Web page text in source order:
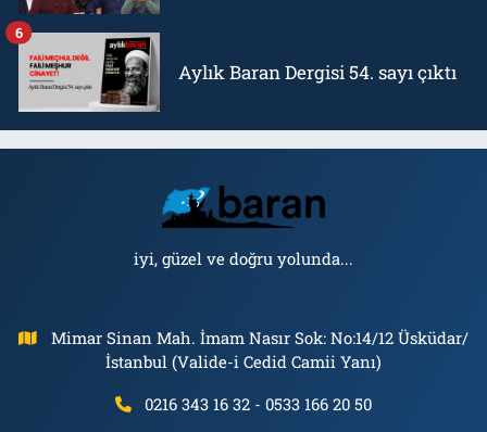
Aylık Baran Dergisi 54. sayı çıktı
6
iyi, güzel ve doğru yolunda...
Mimar Sinan Mah. İmam Nasır Sok: No:14/12 Üsküdar/
İstanbul (Valide-i Cedid Camii Yanı)
0216 343 16 32 - 0533 166 20 50